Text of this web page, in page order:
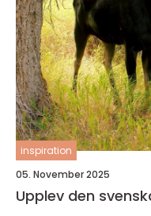
inspiration
05. November 2025
Upplev den